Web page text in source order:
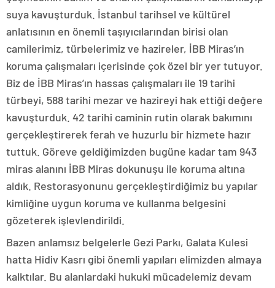
suya kavuşturduk. İstanbul tarihsel ve kültürel
anlatısının en önemli taşıyıcılarından birisi olan
camilerimiz, türbelerimiz ve hazireler, İBB Miras’ın
koruma çalışmaları içerisinde çok özel bir yer tutuyor.
Biz de İBB Miras’ın hassas çalışmaları ile 19 tarihi
türbeyi, 588 tarihi mezar ve hazireyi hak ettiği değere
kavuşturduk. 42 tarihi caminin rutin olarak bakımını
gerçekleştirerek ferah ve huzurlu bir hizmete hazır
tuttuk. Göreve geldiğimizden bugüne kadar tam 943
miras alanını İBB Miras dokunuşu ile koruma altına
aldık. Restorasyonunu gerçekleştirdiğimiz bu yapılar
kimliğine uygun koruma ve kullanma belgesini
gözeterek işlevlendirildi.
Bazen anlamsız belgelerle Gezi Parkı, Galata Kulesi
hatta Hidiv Kasrı gibi önemli yapıları elimizden almaya
kalktılar. Bu alanlardaki hukuki mücadelemiz devam